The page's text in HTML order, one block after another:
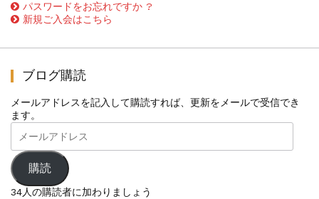
パスワードをお忘れですか ?
新規ご入会はこちら
ブログ購読
メールアドレスを記入して購読すれば、更新をメールで受信でき
ます。
メ
ー
ル
ア
ド
レ
購読
34人の購読者に加わりましょう